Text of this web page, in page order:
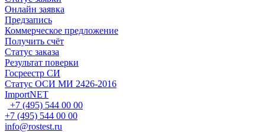
Онлайн заявка
Предзапись
Коммерческое предложение
Получить счёт
Статус заказа
Результат поверки
Госреестр СИ
Статус ОСИ МИ 2426-2016
ImportNET
+7 (495) 544 00 00
+7 (495) 544 00 00
info@rostest.ru